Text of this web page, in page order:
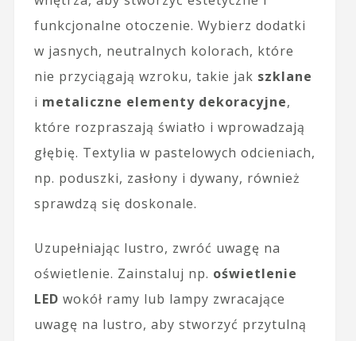
funkcjonalne otoczenie. Wybierz dodatki
w jasnych, neutralnych kolorach, które
nie przyciągają wzroku, takie jak szklane
i metaliczne elementy dekoracyjne,
które rozpraszają światło i wprowadzają
głębię. Textylia w pastelowych odcieniach,
np. poduszki, zasłony i dywany, również
sprawdzą się doskonale.
Uzupełniając lustro, zwróć uwagę na
oświetlenie. Zainstaluj np. oświetlenie
LED wokół ramy lub lampy zwracające
uwagę na lustro, aby stworzyć przytulną